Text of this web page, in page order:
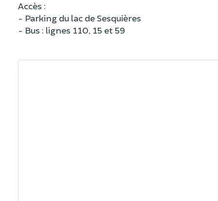
Accès :
- Parking du lac de Sesquières
- Bus : lignes 110, 15 et 59